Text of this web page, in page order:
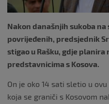
Nakon današnjih sukoba na
povrijeđenih, predsjednik
stigao u Rašku, gdje
predstavnicima s Kosova.
On je oko 14 sati sletio u
koja se graniči s Kosovom